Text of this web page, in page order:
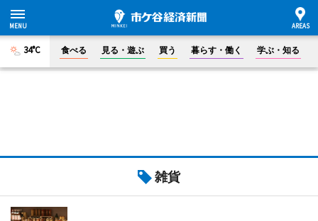
34°C 食べる 見る・遊ぶ 買う 暮らす・働く 学ぶ・知る
雑貨